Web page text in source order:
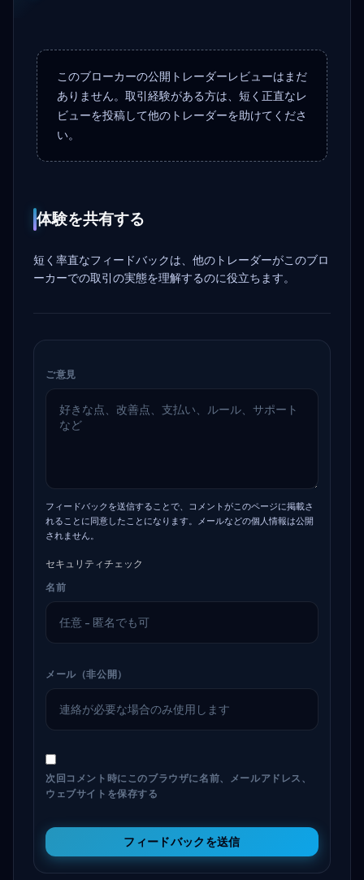
このブローカーの公開トレーダーレビューはまだ
ありません。取引経験がある方は、短く正直なレ
ビューを投稿して他のトレーダーを助けてくださ
い。
体験を共有する
短く率直なフィードバックは、他のトレーダーがこのブロ
ーカーでの取引の実態を理解するのに役立ちます。
ご意見
フィードバックを送信することで、コメントがこのページに掲載さ
れることに同意したことになります。メールなどの個人情報は公開
されません。
セキュリティチェック
名前
メール（非公開）
次回コメント時にこのブラウザに名前、メールアドレス、
ウェブサイトを保存する
フィードバックを送信